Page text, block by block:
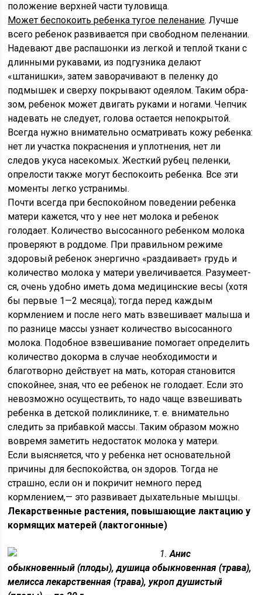
положение верхней части туловища.
Может беспокоить ребенка тугое пеленание. Лучше
всего ребенок развивается при свободном пеленании.
Надевают две распашонки из легкой и теплой ткани с
длинными рукавами, из подгузника делают
«штанишки», затем заворачивают в пе­ленку до
подмышек и сверху покрывают одеялом. Таким обра­
зом, ребенок может двигать руками и ногами. Чепчик
надевать не следует, голова остается непокрытой.
Всегда нужно внимательно осматривать кожу ребенка:
нет ли участка покраснения и уплотнения, нет ли
следов укуса насекомых. Жесткий рубец пеленки,
опрелости также могут беспокоить ребенка. Все эти
моменты легко устранимы.
Почти всегда при беспокойном поведении ребенка
матери кажется, что у нее нет молока и ребенок
голодает. Количество высосанного ребенком молока
проверяют в роддоме. При пра­вильном режиме
здоровый ребенок энергично «раздаивает» грудь и
количество молока у матери увеличивается. Разумеет­
ся, очень удобно иметь дома медицинские весы (хотя
бы пер­вые 1—2 месяца); тогда перед каждым
кормлением и после него мать взвешивает малыша и
по разнице массы узнает количество высосанного
молока. Подобное взвешивание помо­гает определить
количество докорма в случае необходимо­сти и
благотворно действует на мать, которая становится
спо­койнее, зная, что ее ребенок не голодает. Если это
невозмож­но осуществить, то надо чаще взвешивать
ребенка в детской поликлинике, т. е. внимательно
следить за прибавкой массы. Таким образом можно
вовремя заметить недостаток молока у матери.
Если выясняется, что у ребенка нет основательной
причи­ны для беспокойства, он здоров. Тогда не
страшно, если он и покричит немного перед
кормлением,— это развивает дыха­тельные мышцы.
Лекарственные растения, повышающие лактацию у
кормящих матерей (лактогонные)
1.Анис
обыкновенный (плоды), душица обыкновенная (трава),
мелисса лекарственная (трава), укроп душистый